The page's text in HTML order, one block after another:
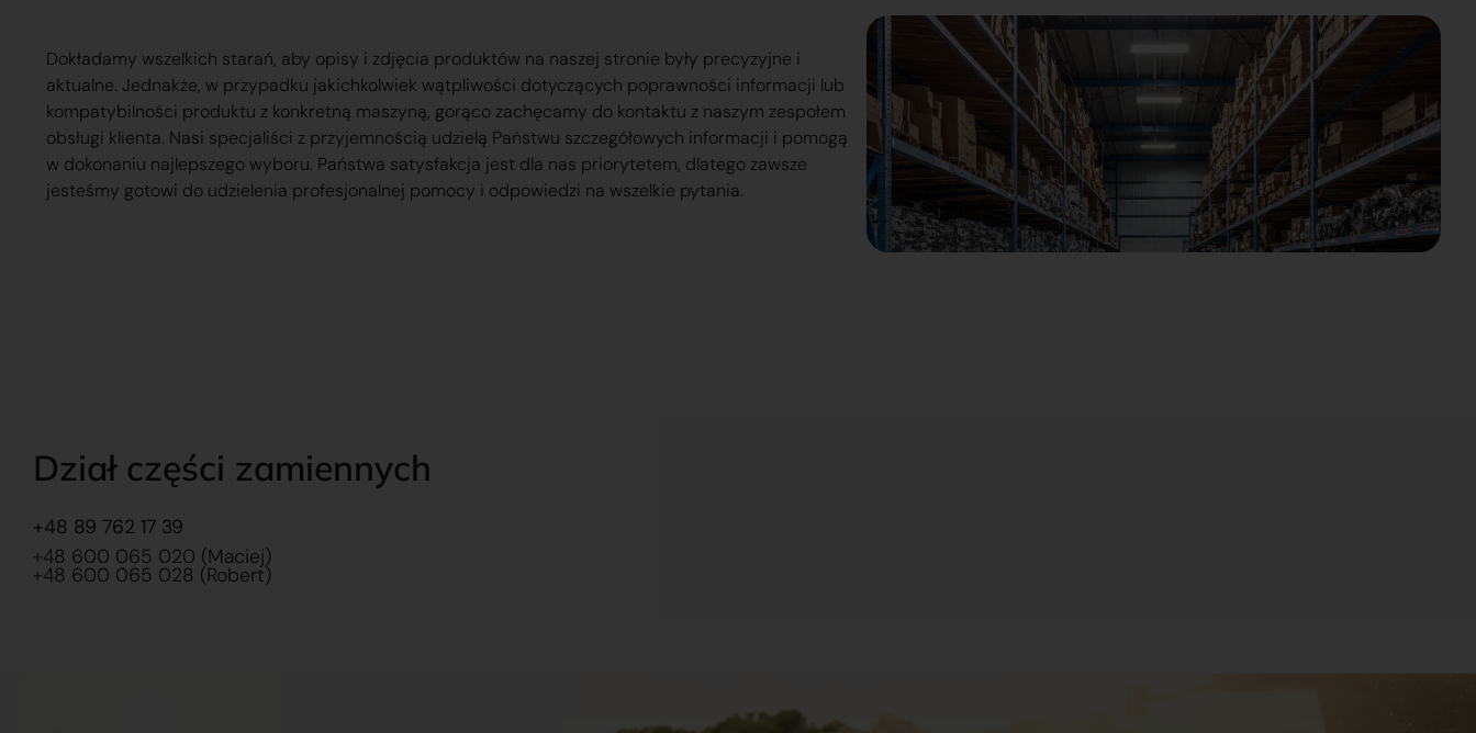
Dokładamy wszelkich starań, aby opisy i zdjęcia produktów na naszej stronie były precyzyjne i
aktualne. Jednakże, w przypadku jakichkolwiek wątpliwości dotyczących poprawności informacji lub
kompatybilności produktu z konkretną maszyną, gorąco zachęcamy do kontaktu z naszym zespołem
obsługi klienta. Nasi specjaliści z przyjemnością udzielą Państwu szczegółowych informacji i pomogą
w dokonaniu najlepszego wyboru. Państwa satysfakcja jest dla nas priorytetem, dlatego zawsze
jesteśmy gotowi do udzielenia profesjonalnej pomocy i odpowiedzi na wszelkie pytania.
Dział części zamiennych
+48 89 762 17 39
+48 600 065 020 (Maciej)
+48 600 065 028 (Robert)